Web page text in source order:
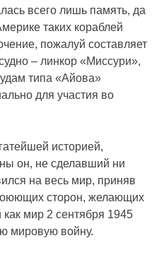
всего лишь память, да
таких кораблей
пожалуй составляет
– линкор «Миссури»,
типа «Айова»
для участия во
историей,
он, не сделавший ни
на весь мир, приняв
сторон, желающих
мир 2 сентября 1945
мировую войну.